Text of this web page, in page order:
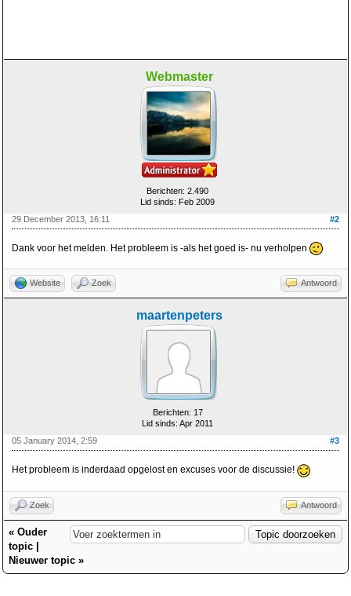
Webmaster
Berichten: 2.490
Lid sinds: Feb 2009
#2
29 December 2013, 16:11
Dank voor het melden. Het probleem is -als het goed is- nu verholpen
Website Zoek Antwoord
maartenpeters
Berichten: 17
Lid sinds: Apr 2011
#3
05 January 2014, 2:59
Het probleem is inderdaad opgelost en excuses voor de discussie!
Zoek Antwoord
« Ouder
topic
Nieuwer topic »